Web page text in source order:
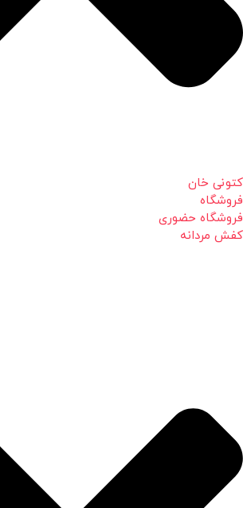
کتونی خان
فروشگاه
فروشگاه حضوری
کفش مردانه